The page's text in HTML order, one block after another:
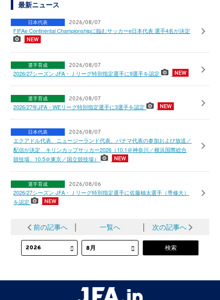
最新ニュース
日本代表 2026/08/07
FIFAe Continental Championshipに臨むサッカーe日本代表 選手4名が決定
選手育成 2026/08/07
2026/27シーズン JFA・Ｊリーグ特別指定選手に9選手を認定
選手育成 2026/08/07
2026/27年JFA・WEリーグ特別指定選手に3選手を認定
日本代表 2026/08/07
エクアドル代表、ニュージーランド代表、パナマ代表の参加および放送／
配信が決定 キリンカップサッカー2026（10.1＠神奈川／横浜国際総合
競技場、10.5＠東京／国立競技場）
選手育成 2026/08/06
2026/27シーズン JFA・Ｊリーグ特別指定選手に佐藤柚太選手（専修大）
を認定
前の記事へ 一覧へ 次の記事へ